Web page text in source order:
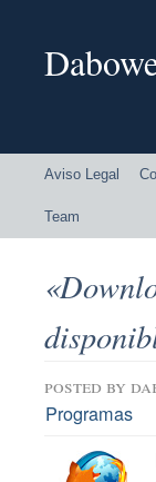
Aviso Legal
Team
posted by
Programas